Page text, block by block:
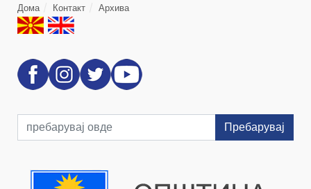
Дома Контакт Архива
Пребарувај